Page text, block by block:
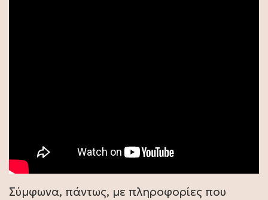
Σύμφωνα, πάντως, με πληροφορίες που